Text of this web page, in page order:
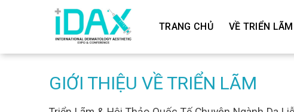
TRANG CHỦ VỀ TRIỂN LÃM
GIỚI THIỆU VỀ TRIỂN LÃM